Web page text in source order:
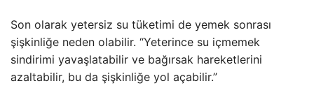
Son olarak yetersiz su tüketimi de yemek sonrası
şişkinliğe neden olabilir. “Yeterince su içmemek
sindirimi yavaşlatabilir ve bağırsak hareketlerini
azaltabilir, bu da şişkinliğe yol açabilir.”